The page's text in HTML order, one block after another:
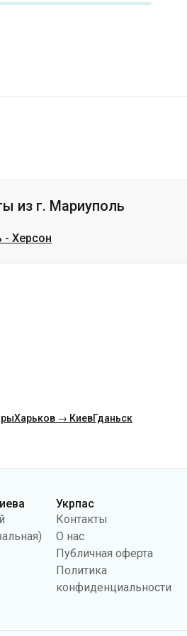
из г. Мариуполь
- Херсон
Харьков → КиевГданьск
Укрпас
Контакты
О нас
Публичная оферта
Политика
конфиденциальности